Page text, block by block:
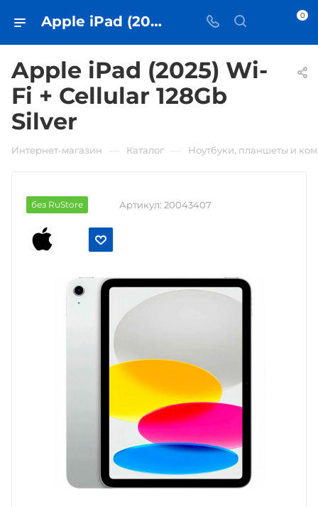
Apple iPad (2025) Wi-Fi + Cellular 128Gb Silver • купить в Самаре - iЧехол 0
Apple iPad (2025) Wi-
Fi + Cellular 128Gb
Silver
Интернет-магазин Каталог Ноутбуки, планшеты и
без RuStore Артикул: 20043407